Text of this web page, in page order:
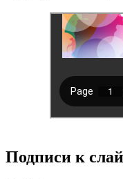
Подписи к